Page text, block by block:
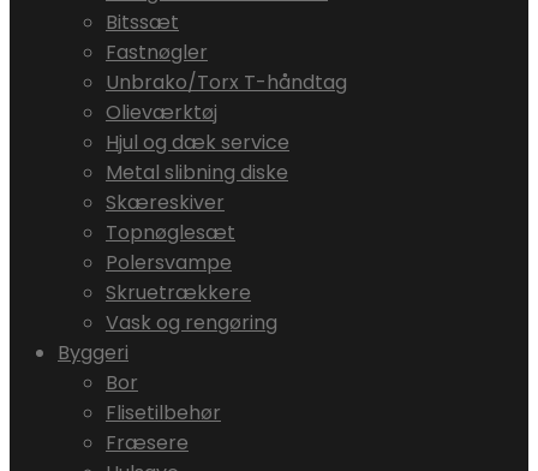
Bitssæt
Fastnøgler
Unbrako/Torx T-håndtag
Olieværktøj
Hjul og dæk service
Metal slibning diske
Skæreskiver
Topnøglesæt
Polersvampe
Skruetrækkere
Vask og rengøring
Byggeri
Bor
Flisetilbehør
Fræsere